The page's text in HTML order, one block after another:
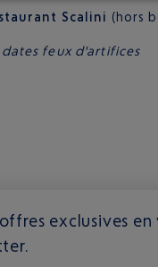
Scalini (hors
feux d'artifices
exclusives